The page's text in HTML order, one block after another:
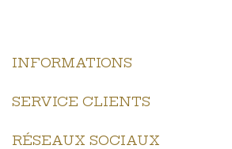
INFORMATIONS
SERVICE CLIENTS
RÉSEAUX SOCIAUX